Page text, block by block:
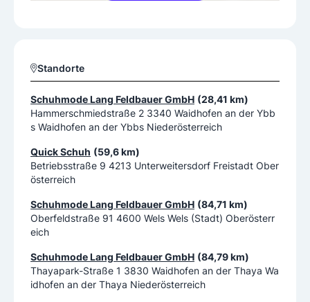
Standorte
Schuhmode Lang Feldbauer GmbH (28,41 km)
Hammerschmiedstraße 2 3340 Waidhofen an der Ybb
s Waidhofen an der Ybbs Niederösterreich
Quick Schuh (59,6 km)
Betriebsstraße 9 4213 Unterweitersdorf Freistadt Ober
österreich
Schuhmode Lang Feldbauer GmbH (84,71 km)
Oberfeldstraße 91 4600 Wels Wels (Stadt) Oberösterr
eich
Schuhmode Lang Feldbauer GmbH (84,79 km)
Thayapark-Straße 1 3830 Waidhofen an der Thaya Wa
idhofen an der Thaya Niederösterreich